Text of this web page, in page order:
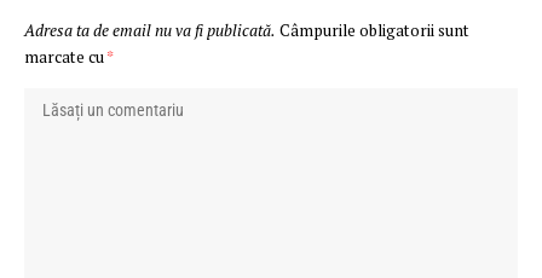
Adresa ta de email nu va fi publicată. Câmpurile obligatorii sunt
marcate cu *